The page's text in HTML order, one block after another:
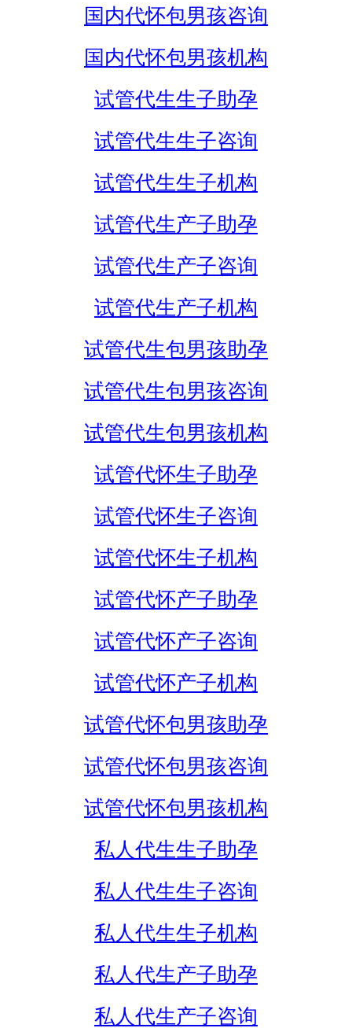
国内代怀包男孩咨询
国内代怀包男孩机构
试管代生生子助孕
试管代生生子咨询
试管代生生子机构
试管代生产子助孕
试管代生产子咨询
试管代生产子机构
试管代生包男孩助孕
试管代生包男孩咨询
试管代生包男孩机构
试管代怀生子助孕
试管代怀生子咨询
试管代怀生子机构
试管代怀产子助孕
试管代怀产子咨询
试管代怀产子机构
试管代怀包男孩助孕
试管代怀包男孩咨询
试管代怀包男孩机构
私人代生生子助孕
私人代生生子咨询
私人代生生子机构
私人代生产子助孕
私人代生产子咨询